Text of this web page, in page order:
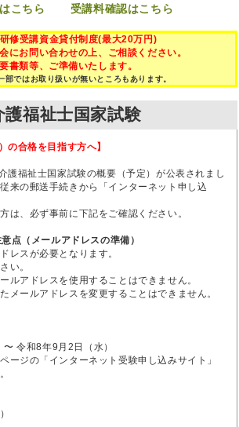
こちら 受講料確認はこちら
修受講資金貸付制度(最大20万円)
にお問い合わせの上、ご相談ください。
書類等、ご準備いたします。
ではお取り扱いが無いところもあります。
護福祉士国家試験
の合格を目指す方へ】
護福祉士国家試験の概要（予定）が公表されまし
来の郵送手続きから「インターネット申し込
は、必ず事前に下記をご確認ください。
点（メールアドレスの準備）
レスが必要となります。
い。
アドレスを使用することはできません。
ールアドレスを変更することはできません。
令和8年9月2日（水）
ージの「インターネット受験申し込みサイト」